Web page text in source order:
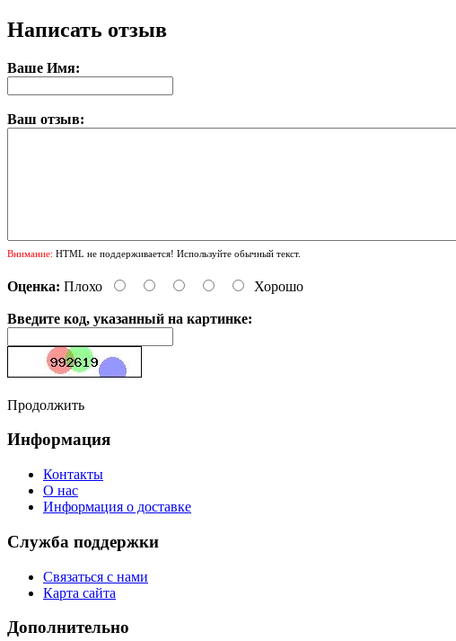
Написать отзыв
Ваше Имя:
Ваш отзыв:
Внимание: HTML не поддерживается! Используйте обычный текст.
Оценка: Плохо Хорошо
Введите код, указанный на картинке:
Продолжить
Информация
Контакты
О нас
Информация о доставке
Служба поддержки
Связаться с нами
Карта сайта
Дополнительно